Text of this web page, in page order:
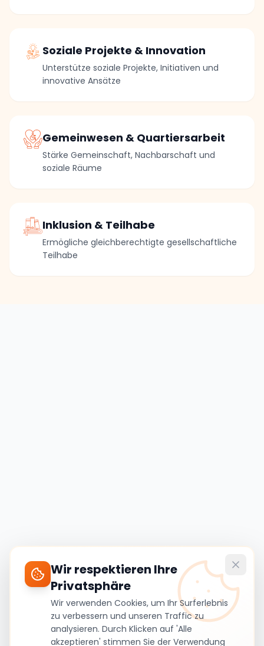
Soziale Projekte & Innovation
Unterstütze soziale Projekte, Initiativen und
innovative Ansätze
Gemeinwesen & Quartiersarbeit
Stärke Gemeinschaft, Nachbarschaft und
soziale Räume
Inklusion & Teilhabe
Ermögliche gleichberechtigte gesellschaftliche
Teilhabe
Wir respektieren Ihre
Privatsphäre
Wir verwenden Cookies, um Ihr Surferlebnis
zu verbessern und unseren Traffic zu
analysieren. Durch Klicken auf 'Alle
akzeptieren' stimmen Sie der Verwendung